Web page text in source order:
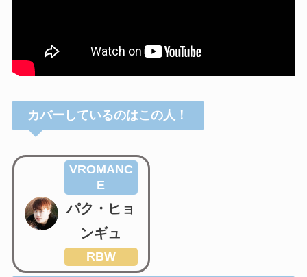
カバーしているのはこの人！
VROMANC
E
パク・ヒョ
ンギュ
RBW